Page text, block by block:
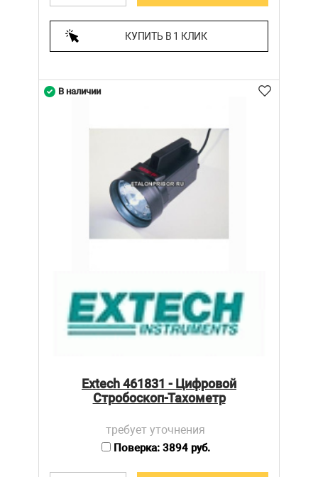
КУПИТЬ В 1 КЛИК
Extech 461831 - Цифровой
Стробоскоп-Тахометр
требует уточнения
Поверка: 3894 руб.
В наличии